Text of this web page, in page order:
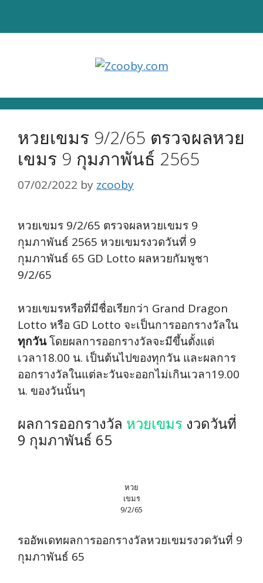
หวยเขมร 9/2/65 ตรวจผลหวย
เขมร 9 กุมภาพันธ์ 2565
07/02/2022 by zcooby
หวยเขมร 9/2/65 ตรวจผลหวยเขมร 9
กุมภาพันธ์ 2565 หวยเขมรงวดวันที่ 9
กุมภาพันธ์ 65 GD Lotto ผลหวยกัมพูชา
9/2/65
หวยเขมรหรือที่มีชื่อเรียกว่า Grand Dragon
Lotto หรือ GD Lotto จะเป็นการออกรางวัลใน
ทุกวันโดยผลการออกรางวัลจะมีขึ้นตั้งแต่
เวลา18.00 น. เป็นต้นไปของทุกวัน และผลการ
ออกรางวัลในแต่ละวันจะออกไม่เกินเวลา19.00
น. ของวันนั้นๆ
ผลการออกรางวัล หวยเขมร งวดวันที่
9 กุมภาพันธ์ 65
หวย
เขมร
9/2/65
รออัพเดทผลการออกรางวัลหวยเขมรงวดวันที่ 9
กุมภาพันธ์ 65